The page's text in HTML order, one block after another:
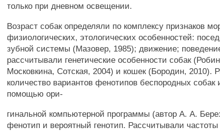
только при дневном освещении.
Возраст собак определяли по комплексу признаков
физиологических, этологических особенностей:
зубной системы (Мазовер, 1985); движение;
рассчитывали генетические особенности собак
Московкина, Сотская, 2004) и кошек (Бородин, 2010).
количество вариантов фенотипов беспородных собак
помощью ори-
гинальной компьютерной программы (автор А. А.
фенотип и вероятный генотип. Рассчитывали частоты